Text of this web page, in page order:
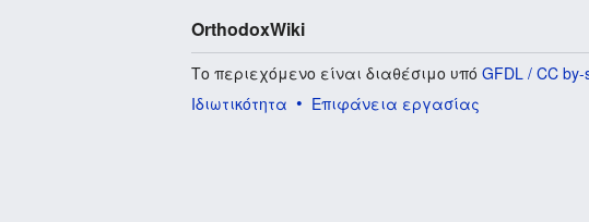
OrthodoxWiki
Το περιεχόμενο είναι διαθέσιμο υπόGFDL / CC by-
Ιδιωτικότητα
Επιφάνεια εργασίας